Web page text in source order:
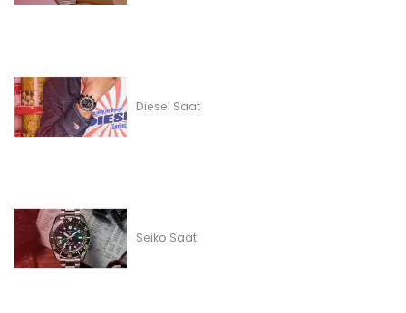
Diesel Saat
Seiko Saat